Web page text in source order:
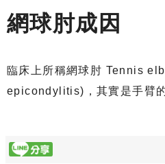
網球肘成因
臨床上所稱網球肘 Tennis
epicondylitis)，其實是手臂